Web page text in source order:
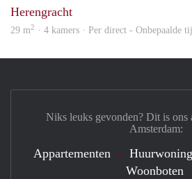
Herengracht
29 m2 · 4 kamers · Per direct - Onbepaalde
Niks leuks gevonden? Dit is ons
Amsterdam:
Appartementen
Woonboten